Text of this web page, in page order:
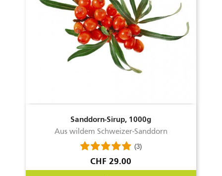
Ein Geheimtipp.
Sanddorn-Sirup, 1000g
Aus wildem Schweizer-Sanddorn
(3)
Preis
CHF 29.00